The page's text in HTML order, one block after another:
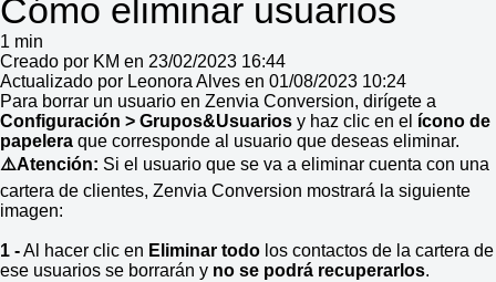
Cómo eliminar usuarios
1 min
Creado por KM en 23/02/2023 16:44
Actualizado por Leonora Alves en 01/08/2023 10:24
Para borrar un usuario en Zenvia Conversion, dirígete a
Configuración > Grupos&Usuarios y haz clic en el ícono de
papelera que corresponde al usuario que deseas eliminar.
⚠️Atención: Si el usuario que se va a eliminar cuenta con una
cartera de clientes, Zenvia Conversion mostrará la siguiente
imagen:
1 -Al hacer clic en Eliminar todo los contactos de la cartera de
ese usuarios se borrarán y no se podrá recuperarlos.